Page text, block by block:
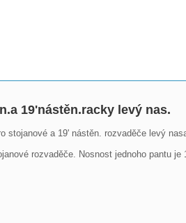
19'nástěn.racky levý nas.
stojanové a 19' nástěn. rozvaděče levý
rozvaděče. Nosnost jednoho pantu je